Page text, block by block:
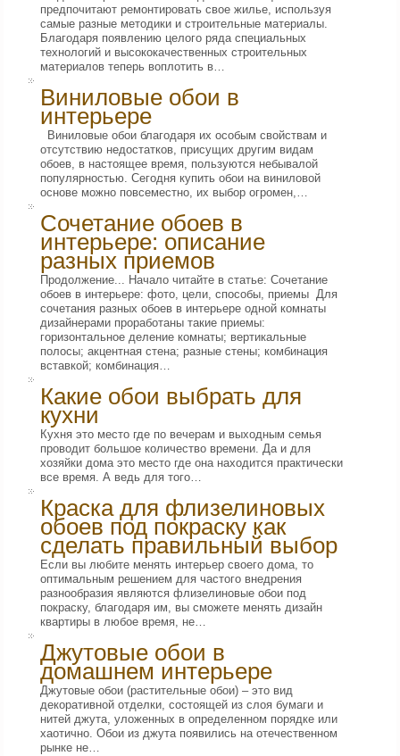
предпочитают ремонтировать свое жилье, используя
самые разные методики и строительные материалы.
Благодаря появлению целого ряда специальных
технологий и высококачественных строительных
материалов теперь воплотить в…
Виниловые обои в
интерьере
Виниловые обои благодаря их особым свойствам и
отсутствию недостатков, присущих другим видам
обоев, в настоящее время, пользуются небывалой
популярностью. Сегодня купить обои на виниловой
основе можно повсеместно, их выбор огромен,…
Сочетание обоев в
интерьере: описание
разных приемов
Продолжение... Начало читайте в статье: Сочетание
обоев в интерьере: фото, цели, способы, приемы Для
сочетания разных обоев в интерьере одной комнаты
дизайнерами проработаны такие приемы:
горизонтальное деление комнаты; вертикальные
полосы; акцентная стена; разные стены; комбинация
вставкой; комбинация…
Какие обои выбрать для
кухни
Кухня это место где по вечерам и выходным семья
проводит большое количество времени. Да и для
хозяйки дома это место где она находится практически
все время. А ведь для того…
Краска для флизелиновых
обоев под покраску как
сделать правильный выбор
Если вы любите менять интерьер своего дома, то
оптимальным решением для частого внедрения
разнообразия являются флизелиновые обои под
покраску, благодаря им, вы сможете менять дизайн
квартиры в любое время, не…
Джутовые обои в
домашнем интерьере
Джутовые обои (растительные обои) – это вид
декоративной отделки, состоящей из слоя бумаги и
нитей джута, уложенных в определенном порядке или
хаотично. Обои из джута появились на отечественном
рынке не…